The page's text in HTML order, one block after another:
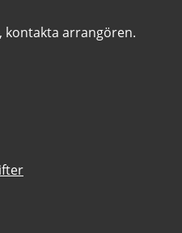
kontakta arrangören.